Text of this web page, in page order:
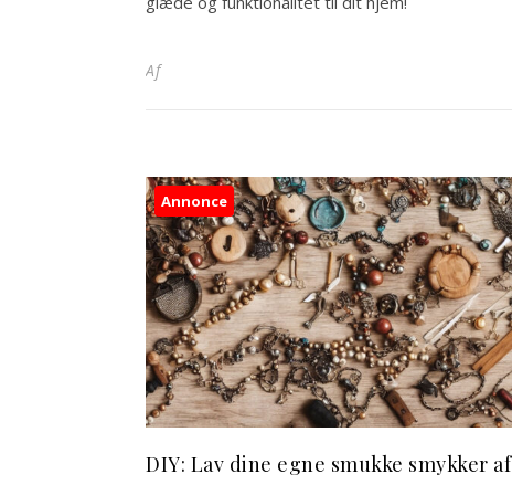
Af
Annonce
DIY: Lav dine egne smukke smykker af